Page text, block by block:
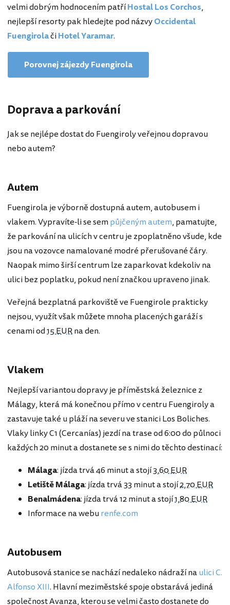
velmi dobrým hodnocením patříHostal Los Corchos,
nejlepší resorty pak hledejte pod názvyOccidental
FuengirolačiHotel Yaramar.
Porovnej zájezdy Fuengirola
Doprava a parkování
Jak se nejlépe dostat do Fuengiroly veřejnou dopravou
nebo autem?
Autem
Fuengirola je výborně dostupná autem, autobusem i
vlakem. Vypravíte-li se sempůjčeným autem, pamatujte,
že parkování na ulicích v centru je zpoplatněno všude, kde
jsou na vozovce namalované modré přerušované čáry.
Naopak mimo širší centrum lze zaparkovat kdekoliv na
ulici bez poplatku, pokud není značkou upraveno jinak.
Veřejná bezplatná parkoviště ve Fuengirole prakticky
nejsou, využít však můžete mnoha placených garáží s
cenami od15 EURna den.
Vlakem
Nejlepší variantou dopravy je příměstská železnice z
Málagy, která má konečnou přímo v centru Fuengiroly a
zastavuje také u pláží na severu ve stanici Los Boliches.
Vlaky linky C1 (Cercanías) jezdí na trase od 6:00 do půlnoci
každých 20 minut a dostanete se s nimi do těchto destinací:
Málaga: jízda trvá 46 minut a stojí3,60 EUR
Letiště Málaga: jízda trvá 33 minut a stojí2,70 EUR
Benalmádena: jízda trvá 12 minut a stojí1,80 EUR
Informace na weburenfe.com
Autobusem
Autobusová stanice se nachází nedaleko nádraží naulici C.
Alfonso XIII. Hlavní meziměstské spoje obstarává jediná
společnost Avanza, kterou se velmi často dostanete do